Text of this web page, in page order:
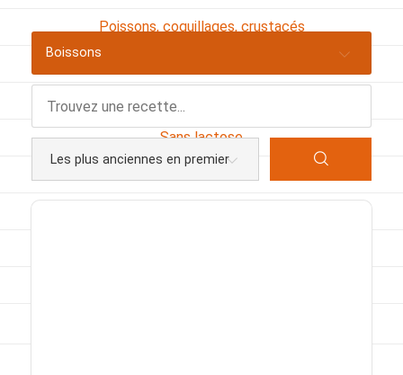
Poissons, coquillages, crustacés
Sans gluten
Sans lactose
Boissons